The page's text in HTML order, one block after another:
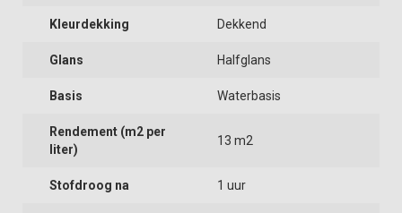
Kleurdekking Dekkend
Glans Halfglans
Basis Waterbasis
Rendement (m2 per
liter)
13 m2
Stofdroog na 1 uur